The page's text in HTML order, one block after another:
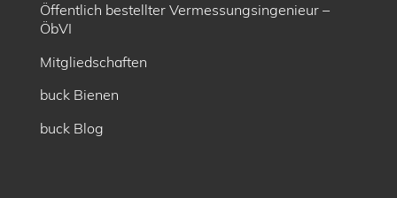
Öffentlich bestellter Vermessungsingenieur –
ÖbVI
Mitgliedschaften
buck Bienen
buck Blog